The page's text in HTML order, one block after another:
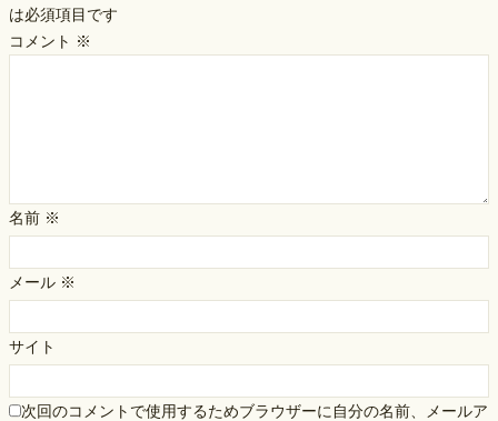
は必須項目です
コメント ※
名前 ※
メール ※
サイト
次回のコメントで使用するためブラウザーに自分の名前、メールア